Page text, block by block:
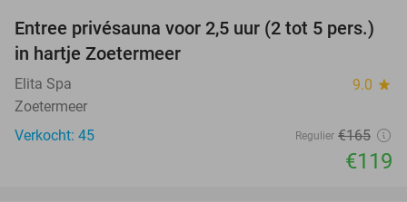
28%
Entree privésauna voor 2,5 uur (2 tot 5 pers.)
in hartje Zoetermeer
Elita Spa 9.0 star
Zoetermeer
Verkocht: 45
Regulier €165
€119